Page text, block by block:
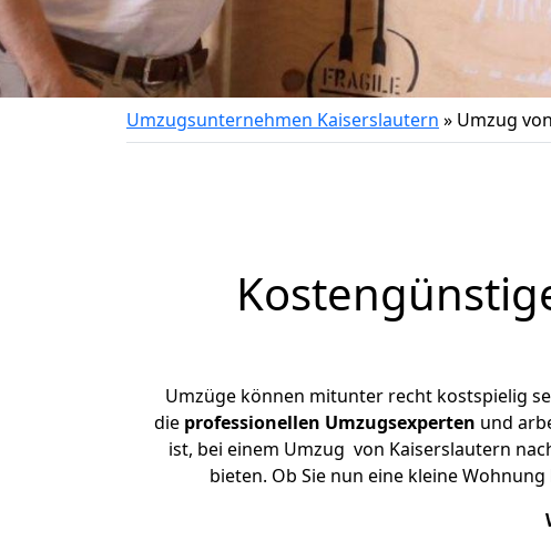
Umzugsunternehmen Kaiserslautern » Umzug
Umzüge können mitunter recht kostspielig
die professionellen Umzugsexperten und
ist, bei einem Umzug von Kaiserslautern
bieten. Ob Sie nun eine kleine